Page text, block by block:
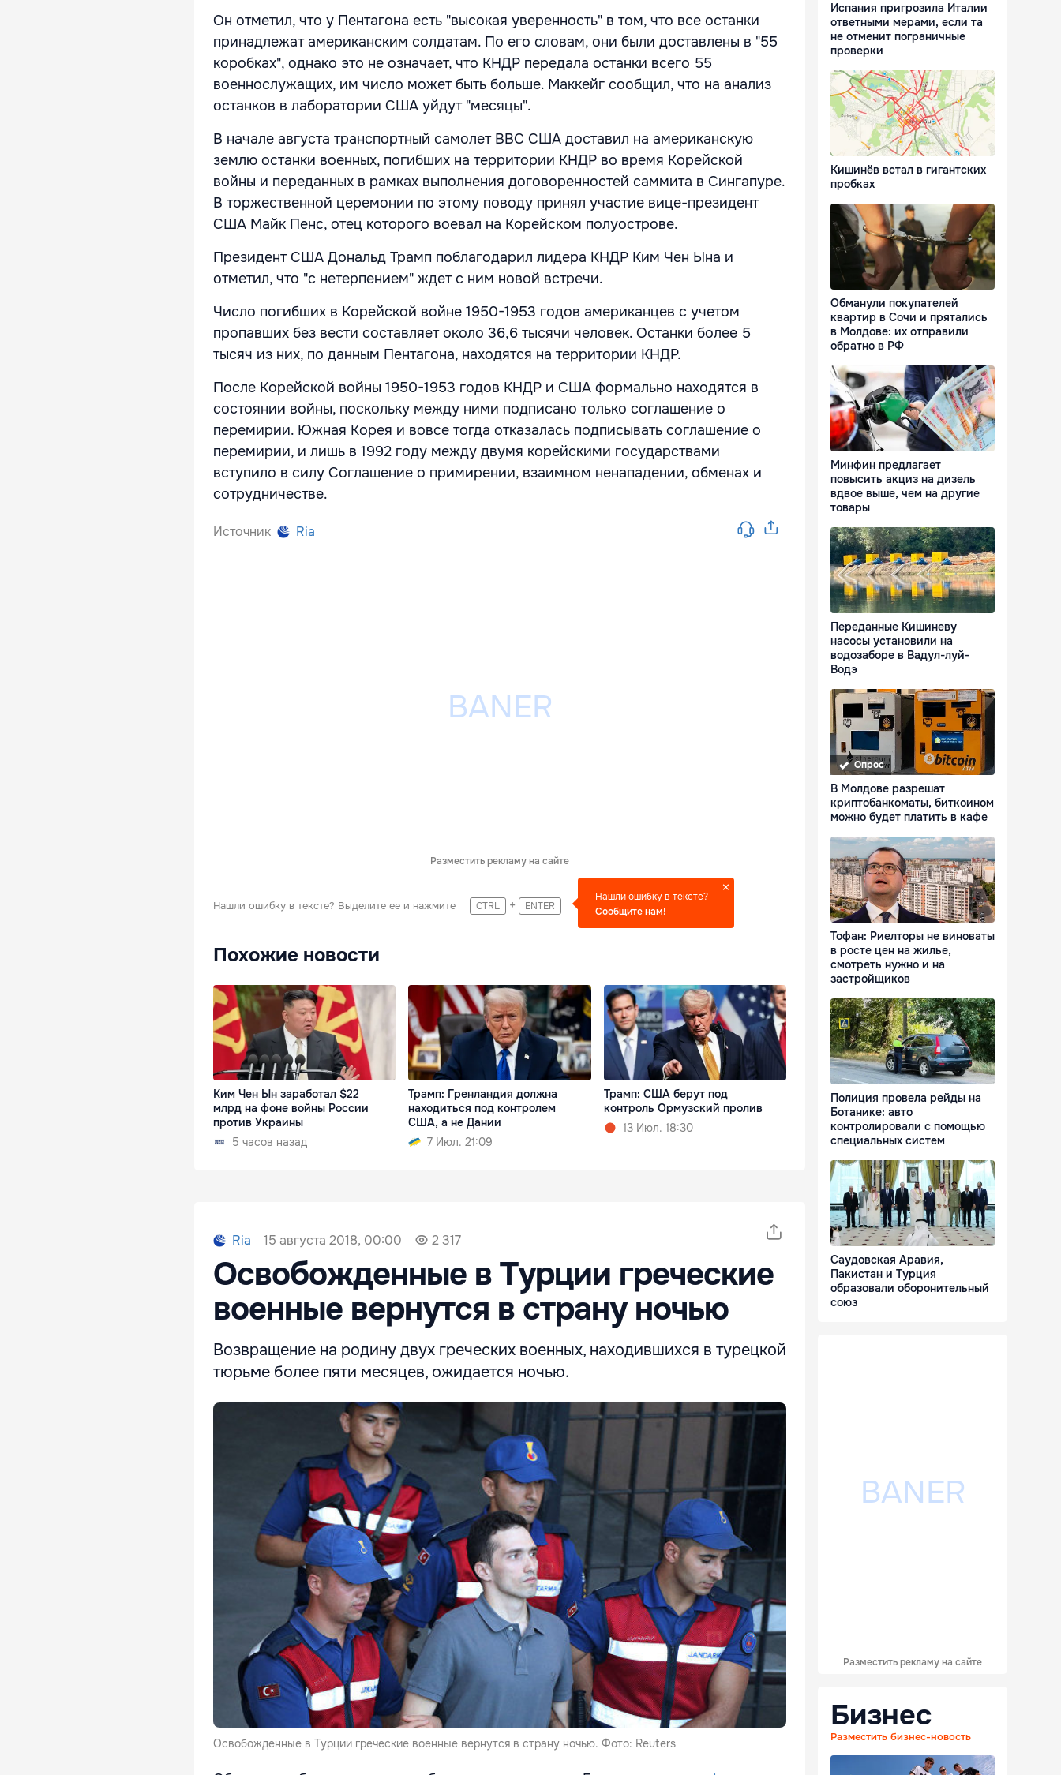
Он отметил, что у Пентагона есть "высокая уверенность" в том, что все останки
принадлежат американским солдатам. По его словам, они были доставлены в "55
коробках", однако это не означает, что КНДР передала останки всего 55
военнослужащих, им число может быть больше. Маккейг сообщил, что на анализ
останков в лаборатории США уйдут "месяцы".
В начале августа транспортный самолет ВВС США доставил на американскую
землю останки военных, погибших на территории КНДР во время Корейской
войны и переданных в рамках выполнения договоренностей саммита в Сингапуре.
В торжественной церемонии по этому поводу принял участие вице-президент
США Майк Пенс, отец которого воевал на Корейском полуострове.
Президент США Дональд Трамп поблагодарил лидера КНДР Ким Чен Ына и
отметил, что "с нетерпением" ждет с ним новой встречи.
Число погибших в Корейской войне 1950-1953 годов американцев с учетом
пропавших без вести составляет около 36,6 тысячи человек. Останки более 5
тысяч из них, по данным Пентагона, находятся на территории КНДР.
После Корейской войны 1950-1953 годов КНДР и США формально находятся в
состоянии войны, поскольку между ними подписано только соглашение о
перемирии. Южная Корея и вовсе тогда отказалась подписывать соглашение о
перемирии, и лишь в 1992 году между двумя корейскими государствами
вступило в силу Соглашение о примирении, взаимном ненападении, обменах и
сотрудничестве.
Источник Ria
Разместить рекламу на сайте
Нашли ошибку в тексте? Выделите ее и нажмите CTRL + ENTER
Нашли ошибку в тексте?
Сообщите нам!
Похожие новости
Ким Чен Ын заработал $22
млрд на фоне войны России
против Украины
5 часов назад
Трамп: Гренландия должна
находиться под контролем
США, а не Дании
7 Июл. 21:09
Трамп: США берут под
контроль Ормузский пролив
13 Июл. 18:30
Ria 15 августа 2018, 00:00 2 317
Освобожденные в Турции греческие
военные вернутся в страну ночью
Возвращение на родину двух греческих военных, находившихся в турецкой
тюрьме более пяти месяцев, ожидается ночью.
Освобожденные в Турции греческие военные вернутся в страну ночью. Фото: Reuters
Испания пригрозила Италии
ответными мерами, если та
не отменит пограничные
проверки
Кишинёв встал в гигантских
пробках
Обманули покупателей
квартир в Сочи и прятались
в Молдове: их отправили
обратно в РФ
Минфин предлагает
повысить акциз на дизель
вдвое выше, чем на другие
товары
Переданные Кишиневу
насосы установили на
водозаборе в Вадул-луй-
Водэ
Опрос
В Молдове разрешат
криптобанкоматы, биткоином
можно будет платить в кафе
Тофан: Риелторы не виноваты
в росте цен на жилье,
смотреть нужно и на
застройщиков
Полиция провела рейды на
Ботанике: авто
контролировали с помощью
специальных систем
Саудовская Аравия,
Пакистан и Турция
образовали оборонительный
союз
Разместить рекламу на сайте
Бизнес
Разместить бизнес-новость